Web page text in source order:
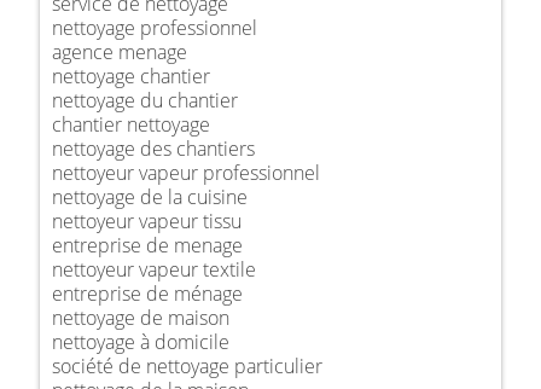
nettoyage professionnel
agence menage
nettoyage chantier
nettoyage du chantier
chantier nettoyage
nettoyage des chantiers
nettoyeur vapeur professionnel
nettoyage de la cuisine
nettoyeur vapeur tissu
entreprise de menage
nettoyeur vapeur textile
entreprise de ménage
nettoyage de maison
nettoyage à domicile
société de nettoyage particulier